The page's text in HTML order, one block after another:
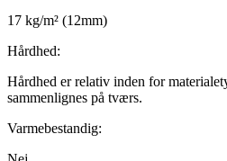
17 kg/m² (12mm)
Hårdhed:
Hårdhed er relativ inden for
sammenlignes på tværs.
Varmebestandig: